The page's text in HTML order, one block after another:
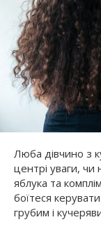
Люба дівчино з
центрі уваги, чи
яблука та
боїтеся
грубим і